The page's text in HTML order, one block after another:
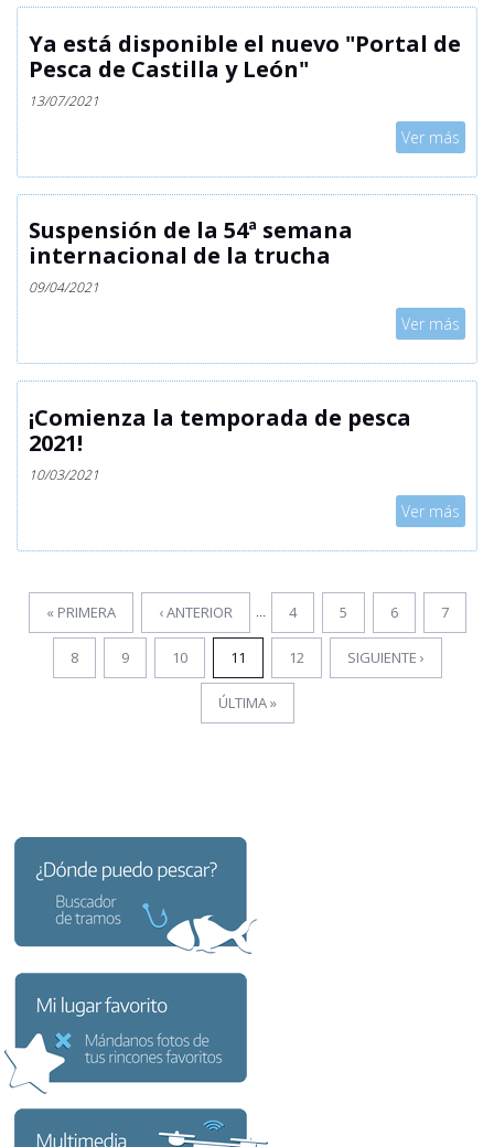
Ya está disponible el nuevo "Portal de
Pesca de Castilla y León"
13/07/2021
Mostrar
Ver más
Suspensión de la 54ª semana
internacional de la trucha
09/04/2021
Mostrar
Ver más
¡Comienza la temporada de pesca
2021!
10/03/2021
Mostrar
Ver más
« PRIMERA ‹ ANTERIOR … 4 5 6 7
8 9 10 11 12 SIGUIENTE ›
ÚLTIMA »